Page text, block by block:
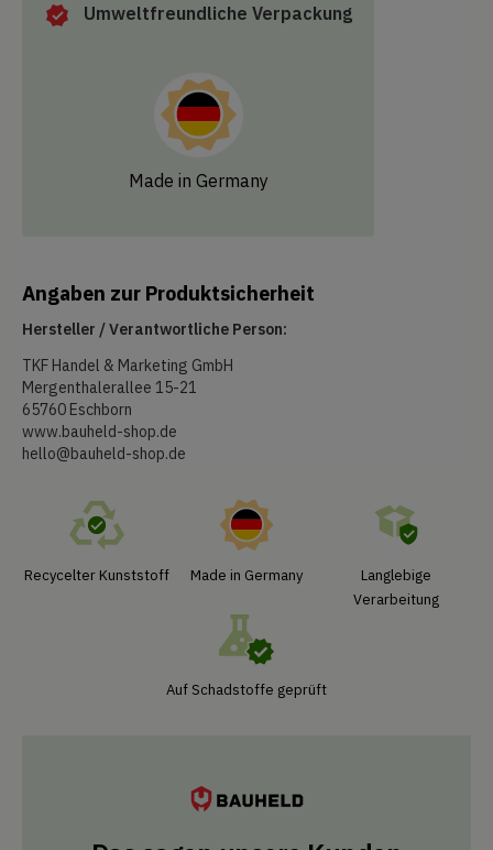
Umweltfreundliche Verpackung
Made in Germany
Angaben zur Produktsicherheit
Hersteller / Verantwortliche Person:
TKF Handel & Marketing GmbH
Mergenthalerallee 15-21
65760 Eschborn
www.bauheld-shop.de
hello@bauheld-shop.de
Recycelter Kunststoff Made in Germany
Langlebige
Verarbeitung
Auf Schadstoffe geprüft